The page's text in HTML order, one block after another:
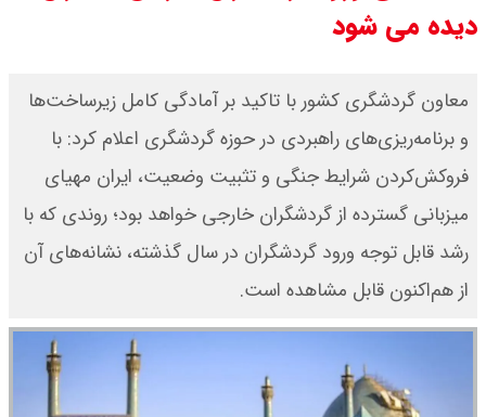
چند ؟ جدول
ترکیه و عراق، پروژه کاهش وابستگی
به تنگه هرمز را کلید زدند + جزییات
دیده می شود
معاون گردشگری کشور با تاکید بر آمادگی کامل زیرساخت‌ها
و برنامه‌ریزی‌های راهبردی در حوزه گردشگری اعلام کرد: با
فروکش‌کردن شرایط جنگی و تثبیت وضعیت، ایران مهیای
میزبانی گسترده از گردشگران خارجی خواهد بود؛ روندی که با
رشد قابل توجه ورود گردشگران در سال گذشته، نشانه‌های آن
از هم‌اکنون قابل مشاهده است.